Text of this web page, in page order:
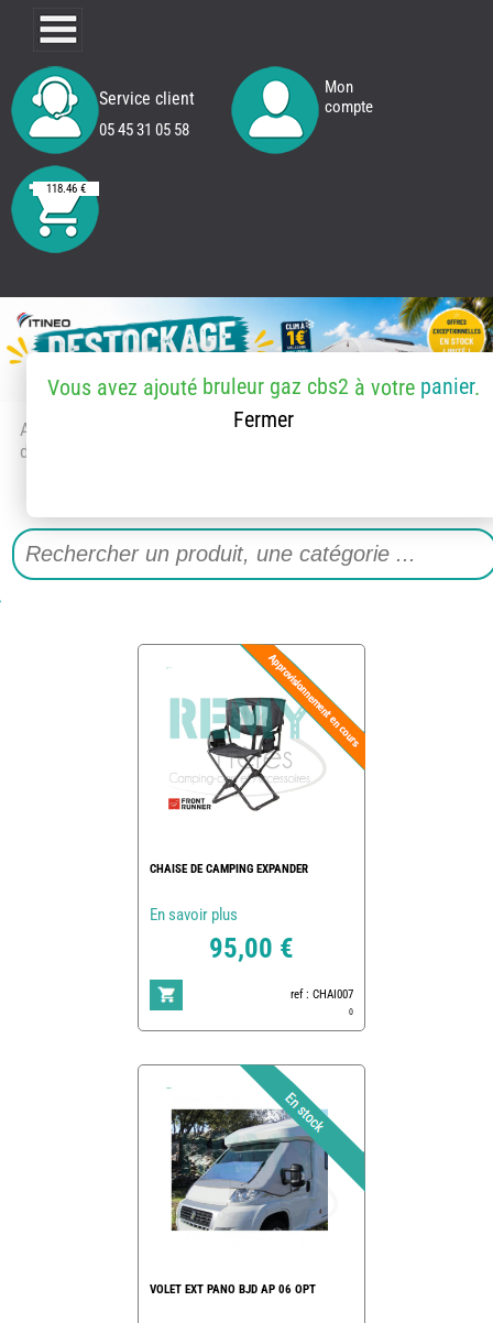
Service client
05 45 31 05 58
Mon
compte
118.46 €
Accueil
> Accessoires et pièces
détachées
Vous avez ajouté bruleur gaz cbs2 à votre panier.
Fermer
CHAISE DE CAMPING EXPANDER
En savoir plus
95,00 €
ref : CHAI007
0
VOLET EXT PANO BJD AP 06 OPT